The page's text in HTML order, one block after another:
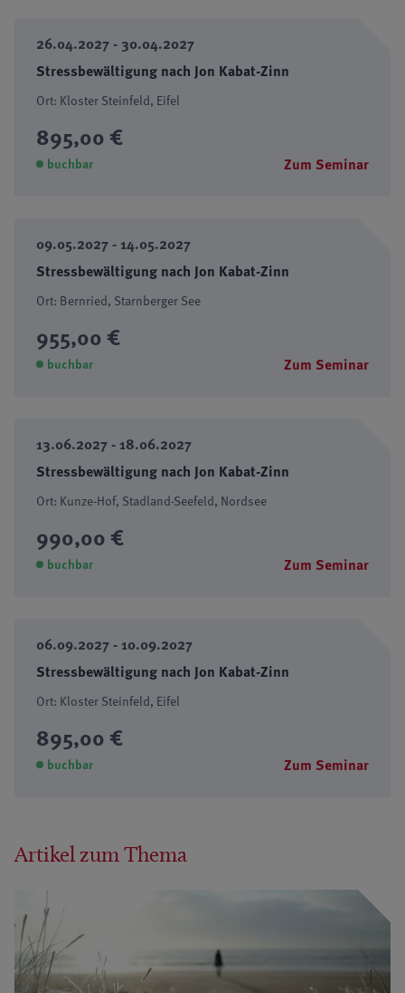
26.04.2027 - 30.04.2027
Stressbewältigung nach Jon Kabat-Zinn
Ort: Kloster Steinfeld, Eifel
895,00 €
buchbar Zum Seminar
09.05.2027 - 14.05.2027
Stressbewältigung nach Jon Kabat-Zinn
Ort: Bernried, Starnberger See
955,00 €
buchbar Zum Seminar
13.06.2027 - 18.06.2027
Stressbewältigung nach Jon Kabat-Zinn
Ort: Kunze-Hof, Stadland-Seefeld, Nordsee
990,00 €
buchbar Zum Seminar
06.09.2027 - 10.09.2027
Stressbewältigung nach Jon Kabat-Zinn
Ort: Kloster Steinfeld, Eifel
895,00 €
buchbar Zum Seminar
Artikel zum Thema